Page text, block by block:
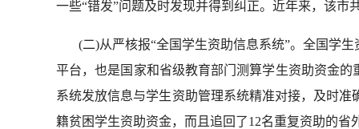
一些“错发”问题及时发现并得到纠正。近年来，该市
(二)从严核报“全国学生资助信息系统”。全国学
平台，也是国家和省级教育部门测算学生资助资金
系统发放信息与学生资助管理系统精准对接，及时
籍贫困学生资助资金，而且追回了12名重复资助的省